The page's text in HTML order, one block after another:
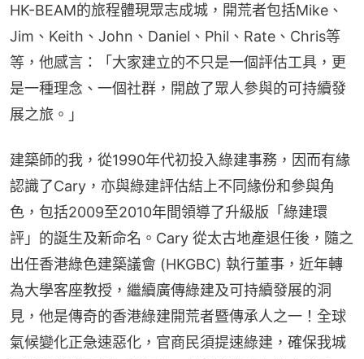
HK-BEAM的旅程體現眾志成城，開荒者包括Mike、
Jim、Keith、John、Daniel、Phil、Rate、Chris等
等，他感言：「大家建立的不只是一個評估工具，更
是一種理念、一個社群，開啟了眾人參與的可持續發
展之旅。」
建築師的我，從1990年代初投入綠建事務，因而有緣
認識了Cary，亦與綠建評估結上不同緣份和參與角
色，包括2009至2010年間領導了升級版「綠建環
評」的誕生及新命名。Cary 從太古地產退任後，隨之
出任香港綠色建築議會 (HKGBC) 執行董事，近年轉
為大學客座教授，繼續廣傳綠建及可持續發展的洞
見，他是傳奇的香港綠建開荒者暨傳承人之一！全球
氣候變化正急速惡化，官商民須提速綠建，確保我城